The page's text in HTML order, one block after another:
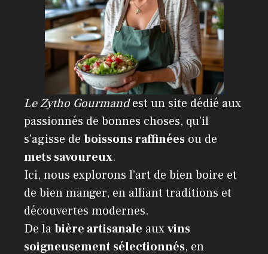
Le Zytho Gourmandest un site dédié aux
passionnés de bonnes choses, qu'il
s'agisse de boissons raffinées ou de
mets savoureux.
Ici, nous explorons l’art de bien boire et
de bien manger, en alliant traditions et
découvertes modernes.
De labière artisanale auxvins
soigneusement sélectionnés, en